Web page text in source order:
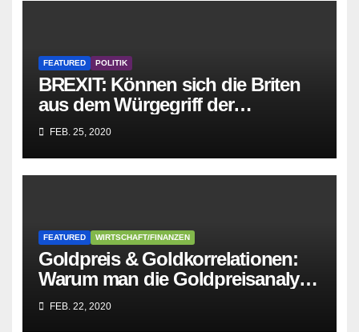
FEATURED POLITIK
BREXIT: Können sich die Briten
aus dem Würgegriff der
parasitären EU-Mafia befreien?
FEB. 25, 2020
FEATURED WIRTSCHAFT/FINANZEN
Goldpreis & Goldkorrelationen:
Warum man die Goldpreisanalyse
besser Profis überlässt!
FEB. 22, 2020